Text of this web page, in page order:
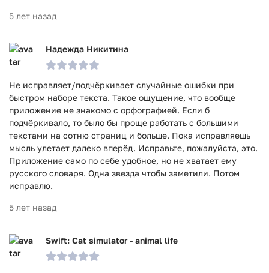
5 лет назад
Надежда Никитина
Не исправляет/подчёркивает случайные ошибки при
быстром наборе текста. Такое ощущение, что вообще
приложение не знакомо с орфографией. Если б
подчёркивало, то было бы проще работать с большими
текстами на сотню страниц и больше. Пока исправляешь
мысль улетает далеко вперёд. Исправьте, пожалуйста, это.
Приложение само по себе удобное, но не хватает ему
русского словаря. Одна звезда чтобы заметили. Потом
исправлю.
5 лет назад
Swift: Cat simulator - animal life